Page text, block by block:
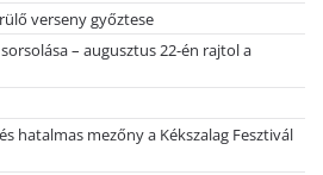
verseny győztese
– augusztus 22-én rajtol a
hatalmas mezőny a Kékszalag Fesztivál